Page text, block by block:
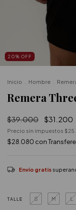
20% OFF
Inicio Hombre
Remera
$39.000 $31.200
Precio sin impuestos
$28.080 con
Envío gratis
TALLE S M L